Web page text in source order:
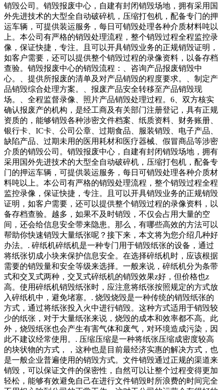
销毁公司。销毁报废中心，自建有封闭销毁场地，拥有采用国
外先进技术的大型全自动破碎机，压缩打包机，配备专门的押
运车辆，可提供装运服务，每日可销毁处理各种介质材料吨以
上。本公司有严格的销毁处理流程，整个销毁过程全程监控录
像，保证快捷，专注。且可以开具销毁业务的正规销毁证明，
如客户需要，还可以提供整个销毁过程的录像资料，以备存档
查验。销毁报废中心的销毁流程：、咨询产品报废销毁中
心。、提供所报废的清单及对产品销毁的程度要求。、制定产
品销毁综合处理方案。、报废产品安全转移至产品销毁现
场。、全程监督录像、照片产品销毁处理过程。6、双方核实
确认报废产的机构，是经工商及有关部门注册登记，具有正规
资质的，能够销毁各种涉密文件档案、纸质资料、财务账册、
银行卡、IC卡、公司公章、过期食品、服装销毁、电子产品、
缺陷产品、过期未用的医用耗材和医疗器械、假冒商品等涉密
介质的销毁公司。销毁报废中心，自建有封闭销毁场地，拥有
采用国外先进技术的大型全自动破碎机，压缩打包机，配备专
门的押运车辆，可提供装运服务，每日可销毁处理各种介质材
料吨以上。本公司有严格的销毁处理流程，整个销毁过程全程
监控录像，保证快捷，专注。且可以开具销毁业务的正规销毁
证明，如客户需要，还可以提供整个销毁过程的录像资料，以
备存档查验。越多，如果不及时销毁，不仅会占用大量的空
间，还会给信息安全带来隐患。那么，有哪些高效的方法可以
帮助你快速销毁大量纸张呢？接下来，本文将为您介绍几种好
办法。. 碎纸机碎纸机是一种专门用于销毁纸张的设备，通过
将纸张切成小块来保护信息安全。在选择碎纸机时，应该根据
需要的销毁量和安全等级来选择。一般来说，碎纸机分为条带
式和交叉式两种，交叉式碎纸机的销毁效果z好，但价格也z
高。使用碎纸机销毁纸张时，应注意将纸张按照规定的方式放
入碎纸机中，避免堵塞。. 烧毁烧毁是一种传统的销毁纸张的
方式，通过将纸张投入火中进行销毁。这种方式适用于销毁较
少的纸张，对于大量纸张来说，烧毁的成本和效率都不高。此
外，烧毁纸张也会产生有害气体和废气，对环境造成污染，因
此不建议经常使用。. 压缩压缩是一种将纸张压缩成密度较高
的块状物的方式，，这种也是目前最经济实惠的解决方式，也
是一般企业普遍使用的销毁方式。文件销毁通过正规的渠道来
销毁，可以保证文件的保密性，自然可以让整个过程变得更加
轻松，能够有效避免自己在进行文件销毁时所浪费的时间完全